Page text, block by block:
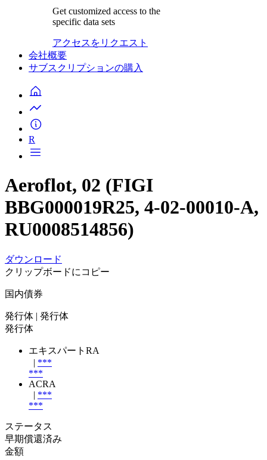
Get customized access to the
specific data sets
アクセスをリクエスト
会社概要
サブスクリプションの購入
R
Aeroflot, 02 (FIGI
BBG000019R25, 4-02-00010-A,
RU0008514856)
ダウンロード
クリップボードにコピー
国内債券
発行体 | 発行体
発行体
エキスパートRA
| ***
***
ACRA
| ***
***
ステータス
早期償還済み
金額